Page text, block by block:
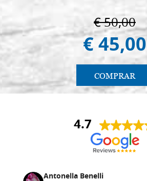
€ 50,00
€ 45,00
COMPRAR
4.7
Antonella Benelli